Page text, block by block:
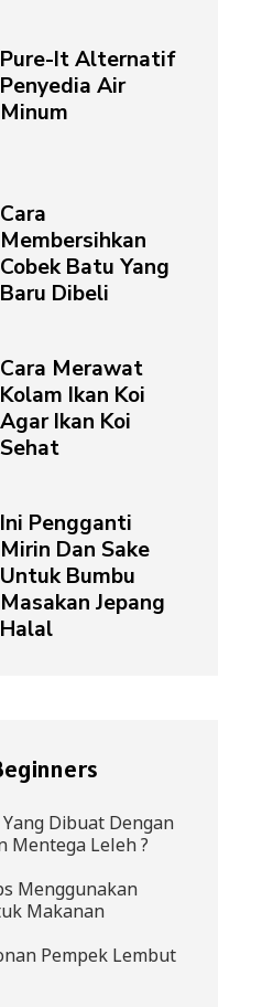
Pure-It Alternatif
Penyedia Air
Minum
Cara
Membersihkan
Cobek Batu Yang
Baru Dibeli
Cara Merawat
Kolam Ikan Koi
Agar Ikan Koi
Sehat
Ini Pengganti
Mirin Dan Sake
Untuk Bumbu
Masakan Jepang
Halal
Dibuat Dengan
Mentega Leleh ?
Menggunakan
Makanan
Pempek Lembut